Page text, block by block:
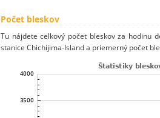
Počet bleskov
Tu nájdete celkový počet bleskov za hodinu
stanice Chichijima-Island a priemerný počet